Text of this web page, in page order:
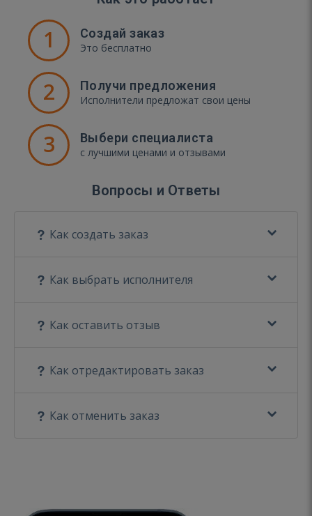
1 Создай заказ
Это бесплатно
2 Получи предложения
Исполнители предложат свои цены
3 Выбери специалиста
с лучшими ценами и отзывами
Вопросы и Ответы
Как создать заказ
Как выбрать исполнителя
Как оставить отзыв
Как отредактировать заказ
Как отменить заказ